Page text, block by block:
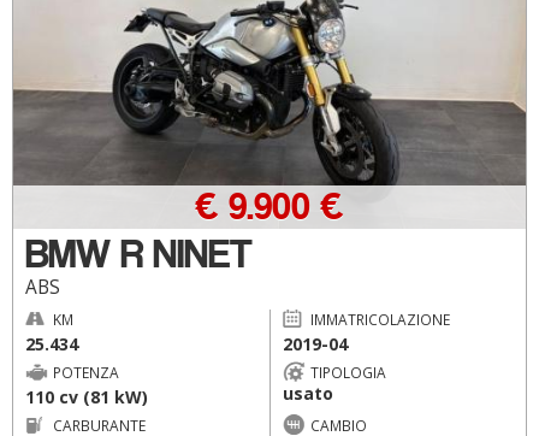
BMW R NINET
ABS
€ 9.900 €
KM
25.434
IMMATRICOLAZIONE
2019-04
POTENZA
110 cv (81 kW)
TIPOLOGIA
usato
CARBURANTE CAMBIO